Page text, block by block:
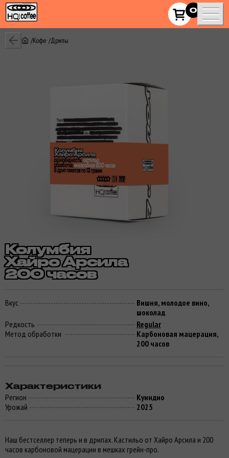
HQ!_coffee
0
Кофе Дрипы
Колумбия
Хайро Арсила
200 часов
Вкус
Вишня, молодое вино,
шоколад
Редкость
Regular
Метод обработки
Карбоновая мацерация,
200 часов
Характеристики
Регион
Куиндио
Урожай
2025
Наш бестселлер теперь и в дрипах. Кастильо от Хайро Арсила и 200
часов карбоновой мацерации в мешках грейн-про.
Выберите кофейню
Москва, Мантулинская 9к4
Флагманская кофейня HQ! coffee